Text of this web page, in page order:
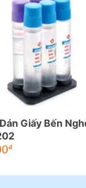
Giấy Bến
đ